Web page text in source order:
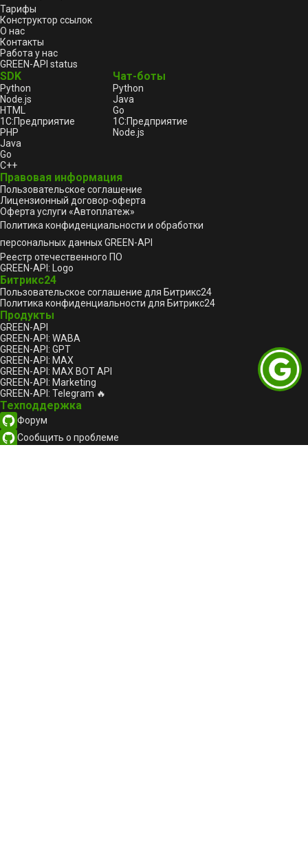
Тарифы
Конструктор ссылок
О нас
Контакты
Работа у нас
GREEN-API status
SDK
Python
Node.js
HTML
1С:Предприятие
PHP
Java
Go
C++
Чат-боты
Python
Java
Go
1С:Предприятие
Node.js
Правовая информация
Пользовательское соглашение
Лицензионный договор-оферта
Оферта услуги «Автоплатеж»
Политика конфиденциальности и обработки
персональных данных GREEN-API
Реестр отечественного ПО
GREEN-API: Logo
Битрикс24
Пользовательское соглашение для Битрикс24
Политика конфиденциальности для Битрикс24
Продукты
GREEN-API
GREEN-API: WABA
GREEN-API: GPT
GREEN-API: MAX
GREEN-API: MAX BOT API
GREEN-API: Marketing
GREEN-API: Telegram 🔥
Техподдержка
Форум
Сообщить о проблеме